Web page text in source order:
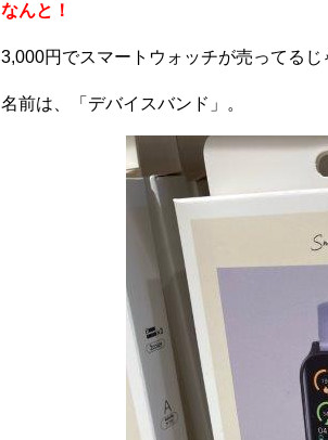
なんと！
3,000円でスマートウォッチが売ってるじ
名前は、「デバイスバンド」。